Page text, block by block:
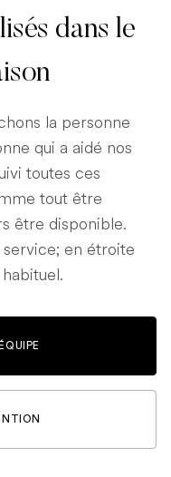
dans le
la personne
qui a aidé nos
toutes ces
tout être
être disponible.
en étroite